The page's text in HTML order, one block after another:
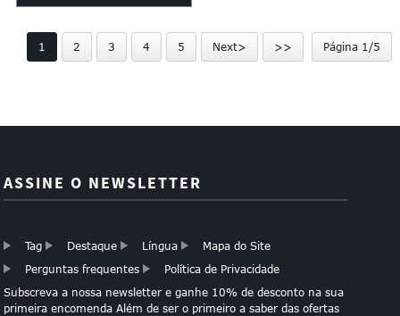
personalizado ...
1 2 3 4 5 Next> >> Página 1/5
ASSINE O NEWSLETTER
Tag Destaque Língua
Mapa do Site
Perguntas frequentes
Política de Privacidade
Subscreva a nossa newsletter e ganhe 10% de desconto na sua
primeira encomenda Além de ser o primeiro a saber das ofertas